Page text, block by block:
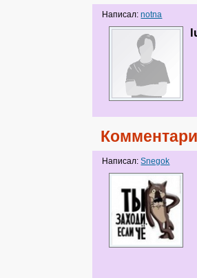
Написал:notna
Написал:Snegok